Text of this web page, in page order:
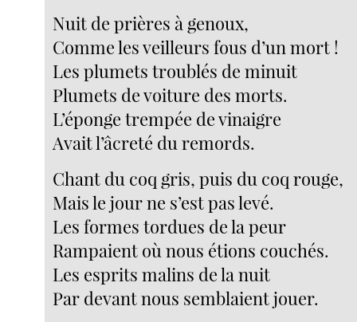
Nuit de prières à genoux,
Comme les veilleurs fous d’un mort !
Les plumets troublés de minuit
Plumets de voiture des morts.
L’éponge trempée de vinaigre
Avait l’âcreté du remords.
Chant du coq gris, puis du coq rouge,
Mais le jour ne s’est pas levé.
Les formes tordues de la peur
Rampaient où nous étions couchés.
Les esprits malins de la nuit
Par devant nous semblaient jouer.